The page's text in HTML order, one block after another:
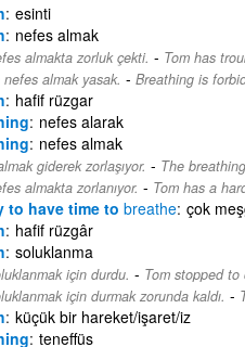
esinti
nefes almak
almakta zorluk çekti. - Tom has
almak yasak. - Breathing is
hafif rüzgar
nefes alarak
nefes almak
giderek zorlaşıyor. - The
almakta zorlanıyor. - Tom has a
to have time to breathe çok
hafif rüzgâr
soluklanma
için durdu. - Tom stopped
için durmak zorunda kaldı. -
küçük bir hareket/işaret/iz
teneffüs